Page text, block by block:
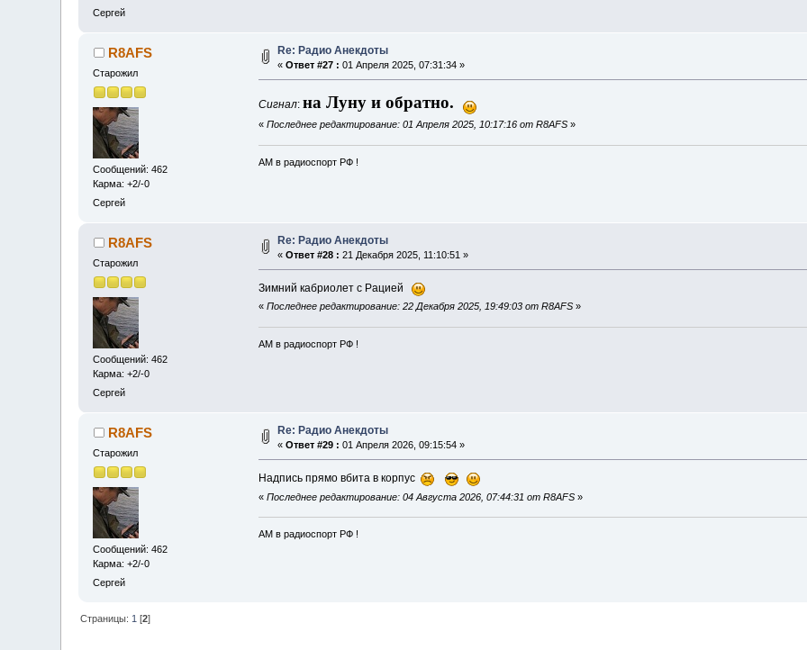
Сергей
R8AFS
Старожил
Сообщений: 462
Карма: +2/-0
Сергей
Re: Радио Анекдоты
«Ответ #27 : 01 Апреля 2025, 07:31:34 »
Сигнал: на Луну и обратно.
« Последнее редактирование: 01 Апреля 2025, 10:17:16 от R8AFS»
АМ в радиоспорт РФ !
R8AFS
Старожил
Сообщений: 462
Карма: +2/-0
Сергей
Re: Радио Анекдоты
«Ответ #28 : 21 Декабря 2025, 11:10:51 »
Зимний кабриолет с Рацией
« Последнее редактирование: 22 Декабря 2025, 19:49:03 от R8AFS»
АМ в радиоспорт РФ !
R8AFS
Старожил
Сообщений: 462
Карма: +2/-0
Сергей
Re: Радио Анекдоты
«Ответ #29 : 01 Апреля 2026, 09:15:54 »
Надпись прямо вбита в корпус
« Последнее редактирование: 04 Августа 2026, 07:44:31 от R8AFS»
АМ в радиоспорт РФ !
Страницы: 1 [2]